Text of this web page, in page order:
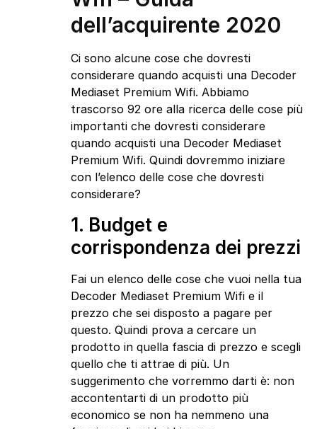
dell’acquirente 2020
Ci sono alcune cose che dovresti
considerare quando acquisti una Decoder
Mediaset Premium Wifi. Abbiamo
trascorso 92 ore alla ricerca delle cose più
importanti che dovresti considerare
quando acquisti una Decoder Mediaset
Premium Wifi. Quindi dovremmo iniziare
con l’elenco delle cose che dovresti
considerare?
1. Budget e
corrispondenza dei prezzi
Fai un elenco delle cose che vuoi nella tua
Decoder Mediaset Premium Wifi e il
prezzo che sei disposto a pagare per
questo. Quindi prova a cercare un
prodotto in quella fascia di prezzo e scegli
quello che ti attrae di più. Un
suggerimento che vorremmo darti è: non
accontentarti di un prodotto più
economico se non ha nemmeno una